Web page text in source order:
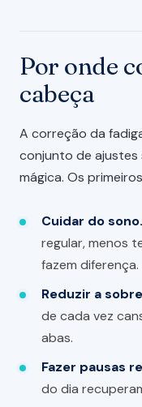
Por onde
cabeça
A correção da
conjunto de ajustes
mágica. Os
Cuidar do sono.
regular, menos
fazem diferença.
Reduzir a
de cada vez
abas.
Fazer pausas
do dia